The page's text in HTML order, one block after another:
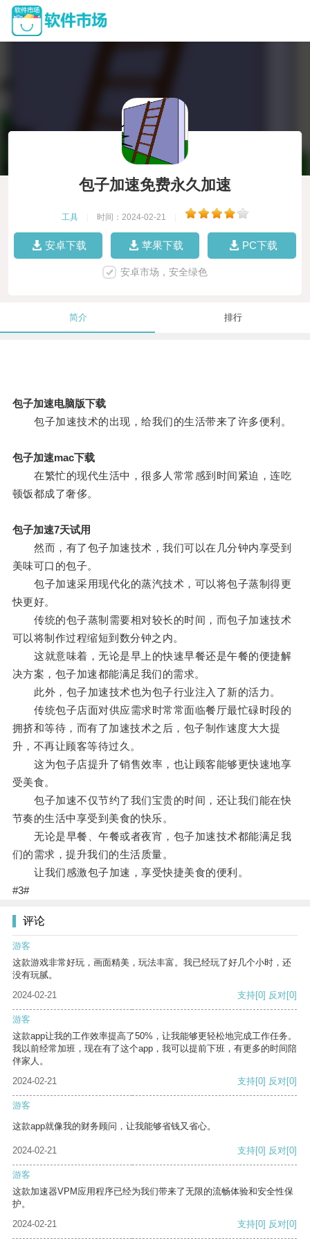
包子加速免费永久加速
工具 时间：2024-02-21
安卓下载 苹果下载 PC下载
安卓市场，安全绿色
简介 排行
包子加速电脑版下载
包子加速技术的出现，给我们的生活带来了许多便利。
包子加速mac下载
在繁忙的现代生活中，很多人常常感到时间紧迫，连吃
顿饭都成了奢侈。
包子加速7天试用
然而，有了包子加速技术，我们可以在几分钟内享受到
美味可口的包子。
包子加速采用现代化的蒸汽技术，可以将包子蒸制得更
快更好。
传统的包子蒸制需要相对较长的时间，而包子加速技术
可以将制作过程缩短到数分钟之内。
这就意味着，无论是早上的快速早餐还是午餐的便捷解
决方案，包子加速都能满足我们的需求。
此外，包子加速技术也为包子行业注入了新的活力。
传统包子店面对供应需求时常常面临餐厅最忙碌时段的
拥挤和等待，而有了加速技术之后，包子制作速度大大提
升，不再让顾客等待过久。
这为包子店提升了销售效率，也让顾客能够更快速地享
受美食。
包子加速不仅节约了我们宝贵的时间，还让我们能在快
节奏的生活中享受到美食的快乐。
无论是早餐、午餐或者夜宵，包子加速技术都能满足我
们的需求，提升我们的生活质量。
让我们感激包子加速，享受快捷美食的便利。
#3#
评论
游客
这款游戏非常好玩，画面精美，玩法丰富。我已经玩了好几个小时，还
没有玩腻。
2024-02-21
支持[0] 反对[0]
游客
这款app让我的工作效率提高了50%，让我能够更轻松地完成工作任务。
我以前经常加班，现在有了这个app，我可以提前下班，有更多的时间陪
伴家人。
2024-02-21
支持[0] 反对[0]
游客
这款app就像我的财务顾问，让我能够省钱又省心。
2024-02-21 支持[0] 反对[0]
游客
这款加速器VPM应用程序已经为我们带来了无限的流畅体验和安全性保
护。
2024-02-21
支持[0] 反对[0]